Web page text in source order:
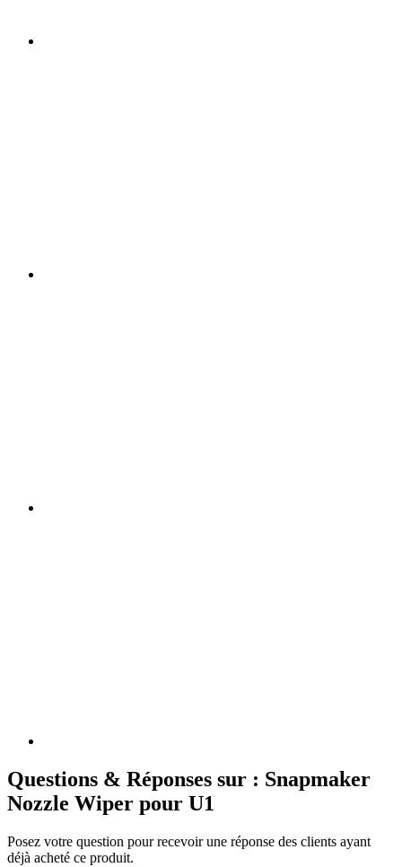
Questions & Réponses sur : Snapmaker
Nozzle Wiper pour U1
Posez votre question pour recevoir une réponse des clients ayant
déjà acheté ce produit.